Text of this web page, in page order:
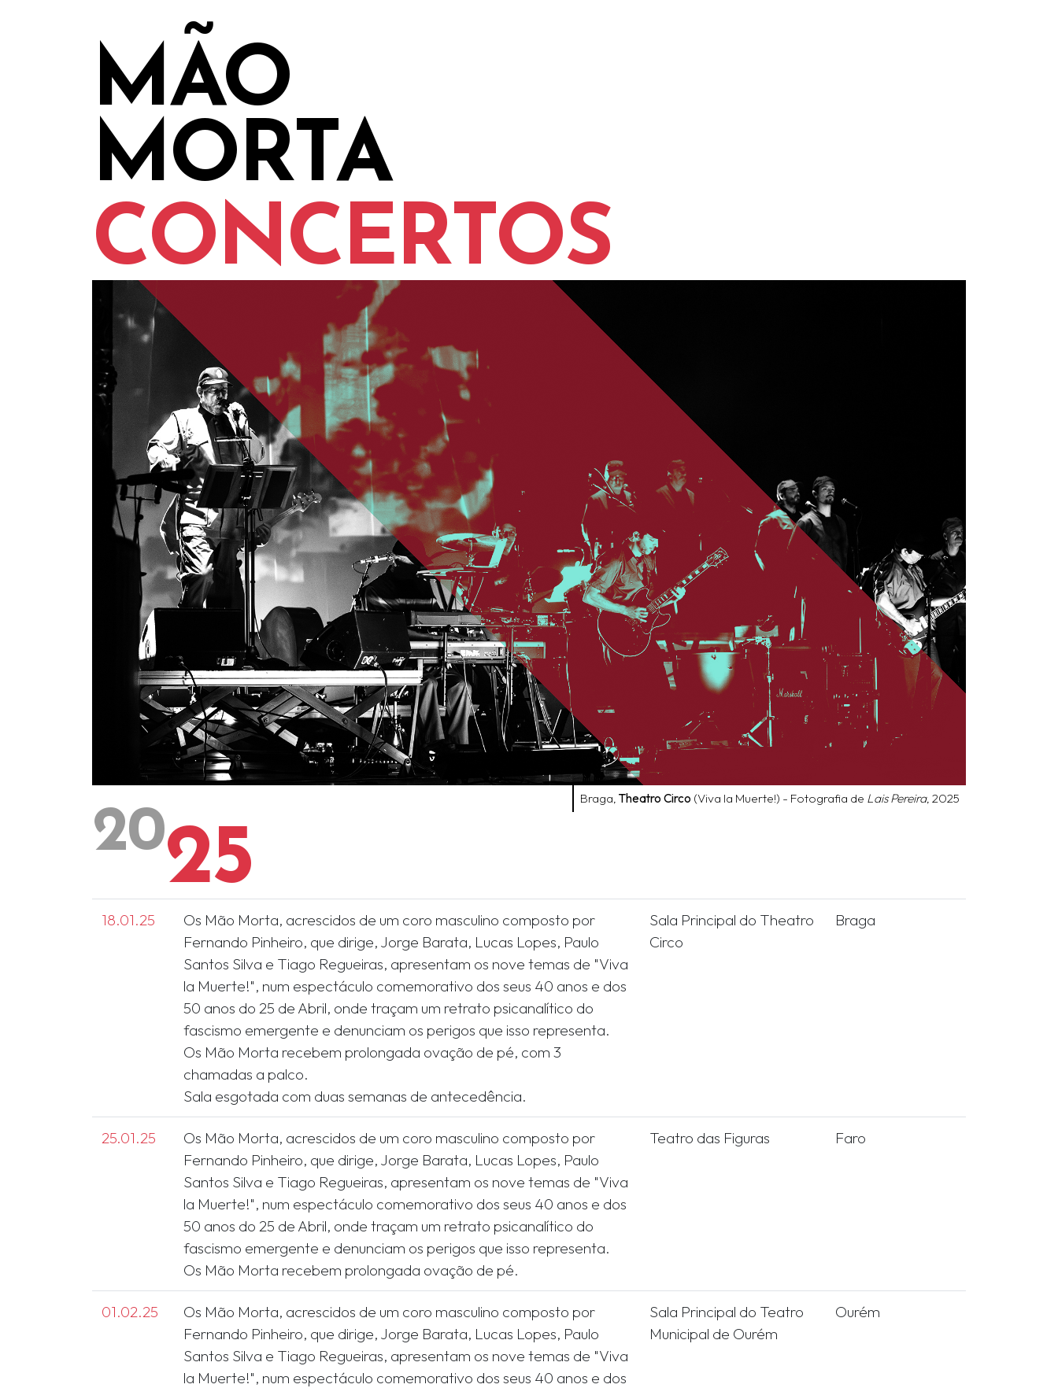
MÃO
MORTA
CONCERTOS
Braga, Theatro Circo (Viva la Muerte!) - Fotografia de Lais Pereira, 2025
2025
18.01.25
Os Mão Morta, acrescidos de um coro masculino composto por
Fernando Pinheiro, que dirige, Jorge Barata, Lucas Lopes, Paulo
Santos Silva e Tiago Regueiras, apresentam os nove temas de "Viva
la Muerte!", num espectáculo comemorativo dos seus 40 anos e dos
50 anos do 25 de Abril, onde traçam um retrato psicanalítico do
fascismo emergente e denunciam os perigos que isso representa.
Os Mão Morta recebem prolongada ovação de pé, com 3
chamadas a palco.
Sala Principal do Theatro
Circo
Braga
25.01.25
Os Mão Morta, acrescidos de um coro masculino composto por
Fernando Pinheiro, que dirige, Jorge Barata, Lucas Lopes, Paulo
Santos Silva e Tiago Regueiras, apresentam os nove temas de "Viva
la Muerte!", num espectáculo comemorativo dos seus 40 anos e dos
50 anos do 25 de Abril, onde traçam um retrato psicanalítico do
fascismo emergente e denunciam os perigos que isso representa.
Teatro das Figuras Faro
01.02.25
Os Mão Morta, acrescidos de um coro masculino composto por
Fernando Pinheiro, que dirige, Jorge Barata, Lucas Lopes, Paulo
Santos Silva e Tiago Regueiras, apresentam os nove temas de "Viva
la Muerte!", num espectáculo comemorativo dos seus 40 anos e dos
Sala Principal do Teatro
Municipal de Ourém
Ourém